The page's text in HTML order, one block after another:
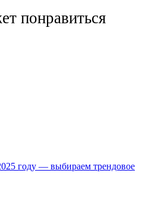
понравиться
году — выбираем трендовое